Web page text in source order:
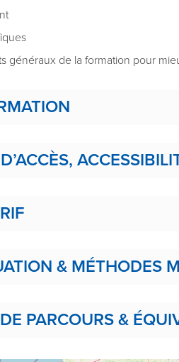
généraux de la formation pour
& MÉTHODES
PARCOURS &